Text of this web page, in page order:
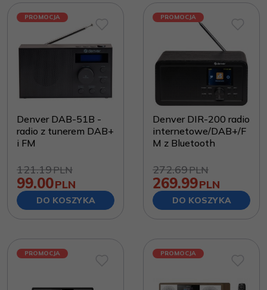
PROMOCJA
Denver DAB-51B -
radio z tunerem DAB+
i FM
121.19PLN
99.00PLN
DO KOSZYKA
PROMOCJA
Denver DIR-200 radio
internetowe/DAB+/F
M z Bluetooth
272.69PLN
269.99PLN
DO KOSZYKA
PROMOCJA PROMOCJA